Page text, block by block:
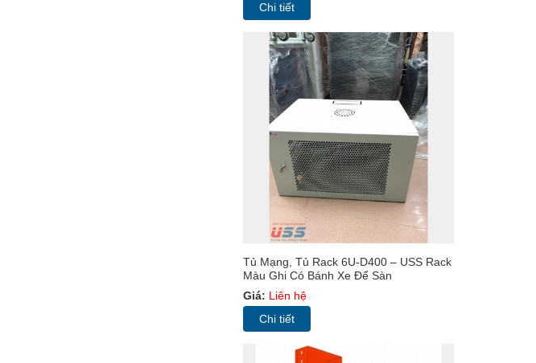
Chi tiết
Tủ Mạng, Tủ Rack 6U-D400 – USS Rack
Màu Ghi Có Bánh Xe Để Sàn
Giá: Liên hệ
Chi tiết